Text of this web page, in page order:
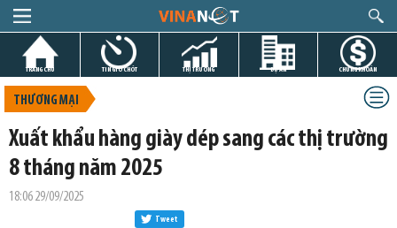
TRANG CHỦ TIN GIỜ CHÓT THỊ TRƯỜNG DỰ ÁN CHỨNG KHOÁN
THƯƠNG MẠI
Xuất khẩu hàng giày dép sang các thị trường
8 tháng năm 2025
18:06 29/09/2025
Tweet